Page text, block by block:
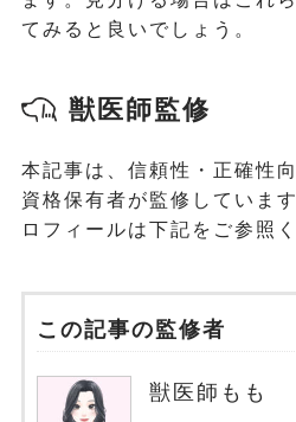
てみると良いでしょう。
獣医師監修
本記事は、信頼性・正確性
資格保有者が監修していま
ロフィールは下記をご参照
この記事の監修者
獣医師もも